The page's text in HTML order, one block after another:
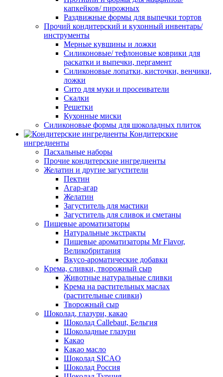
капкейков/ пирожных
Раздвижные формы для выпечки тортов
Прочий кондитерский и кухонный инвентарь/
инструменты
Мерные кувшины и ложки
Силиконовые/ тефлоновые коврики для
раскатки и выпечки, пергамент
Силиконовые лопатки, кисточки, венчики,
ложки
Сито для муки и просеиватели
Скалки
Решетки
Кухонные миски
Силиконовые формы для шоколадных плиток
Кондитерские
ингредиенты
Пасхальные наборы
Прочие кондитерские ингредиенты
Желатин и другие загустители
Пектин
Агар-агар
Желатин
Загуститель для мастики
Загуститель для сливок и сметаны
Пищевые ароматизаторы
Натуральные экстракты
Пищевые ароматизаторы Mr Flavor,
Великобритания
Вкусо-ароматические добавки
Крема, сливки, творожный сыр
Животные натуральные сливки
Крема на растительных маслах
(растительные сливки)
Творожный сыр
Шоколад, глазури, какао
Шоколад Callebaut, Бельгия
Шоколадные глазури
Какао
Какао масло
Шоколад SICAO
Шоколад Россия